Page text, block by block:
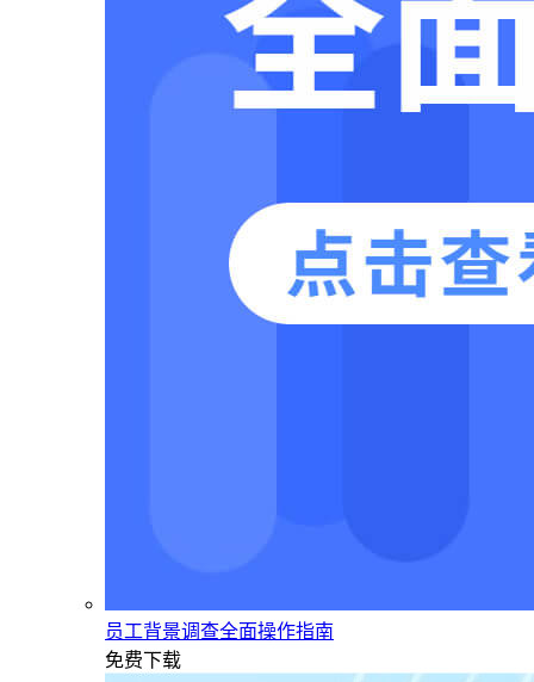
员工背景调查全面操作指南
免费下载